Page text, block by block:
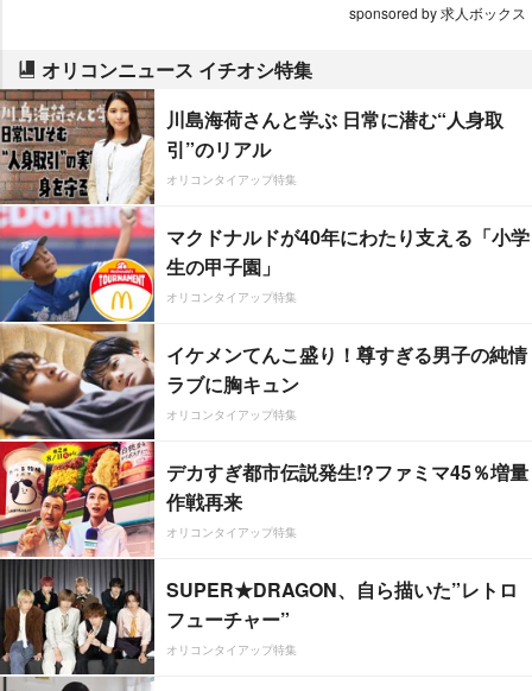
sponsored by 求人ボックス
オリコンニュース イチオシ特集
川島海荷さんと学ぶ 日常に潜む“人身取
引”のリアル
オリコンタイアップ特集
マクドナルドが40年にわたり支える「小学
生の甲子園」
オリコンタイアップ特集
イケメンてんこ盛り！尊すぎる男子の純情
ラブに胸キュン
オリコンタイアップ特集
デカすぎ都市伝説発生!?ファミマ45％増量
作戦再来
オリコンタイアップ特集
SUPER★DRAGON、自ら描いた”レトロ
フューチャー”
オリコンタイアップ特集